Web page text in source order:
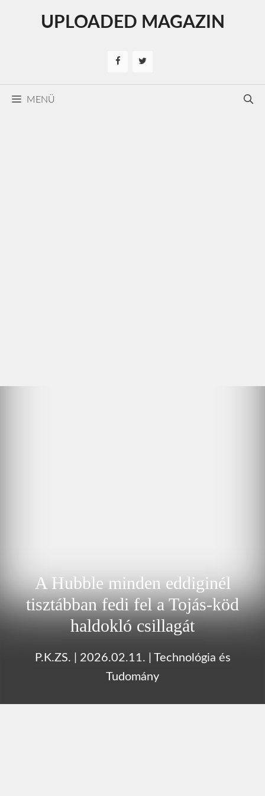
UPLOADED MAGAZIN
MENÜ
A Hubble minden eddiginél
tisztábban fedi fel a Tojás‑köd
haldokló csillagát
P.K.ZS. 2026.02.11.
Technológia és
Tudomány